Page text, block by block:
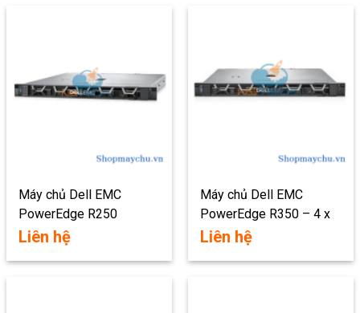
Máy chủ Dell EMC
PowerEdge R250
HotPlug – 4 x 3.5″
Liên hệ
Máy chủ Dell EMC
PowerEdge R350 – 4 x
3.5″
Liên hệ